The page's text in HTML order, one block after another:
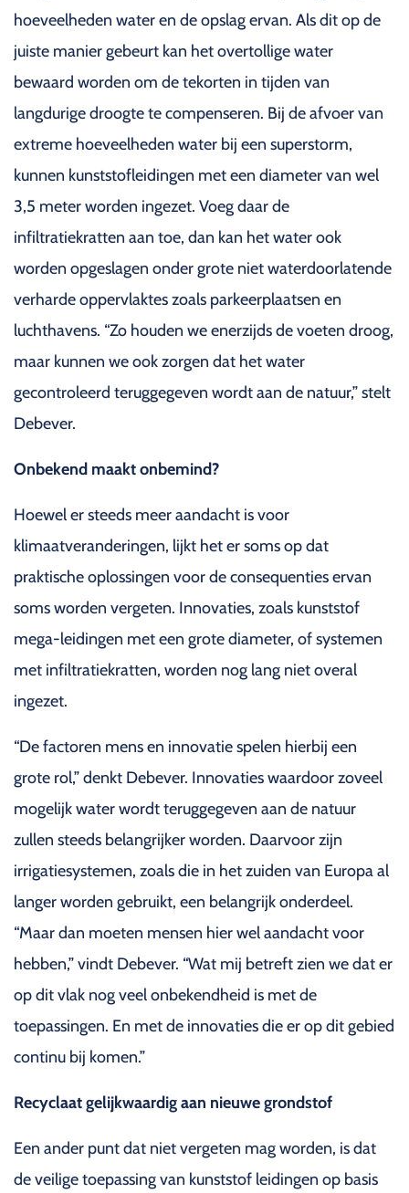
hoeveelheden water en de opslag ervan. Als dit op de
juiste manier gebeurt kan het overtollige water
bewaard worden om de tekorten in tijden van
langdurige droogte te compenseren. Bij de afvoer van
extreme hoeveelheden water bij een superstorm,
kunnen kunststofleidingen met een diameter van wel
3,5 meter worden ingezet. Voeg daar de
infiltratiekratten aan toe, dan kan het water ook
worden opgeslagen onder grote niet waterdoorlatende
verharde oppervlaktes zoals parkeerplaatsen en
luchthavens. “Zo houden we enerzijds de voeten droog,
maar kunnen we ook zorgen dat het water
gecontroleerd teruggegeven wordt aan de natuur,” stelt
Debever.
Onbekend maakt onbemind?
Hoewel er steeds meer aandacht is voor
klimaatveranderingen, lijkt het er soms op dat
praktische oplossingen voor de consequenties ervan
soms worden vergeten. Innovaties, zoals kunststof
mega-leidingen met een grote diameter, of systemen
met infiltratiekratten, worden nog lang niet overal
ingezet.
“De factoren mens en innovatie spelen hierbij een
grote rol,” denkt Debever. Innovaties waardoor zoveel
mogelijk water wordt teruggegeven aan de natuur
zullen steeds belangrijker worden. Daarvoor zijn
irrigatiesystemen, zoals die in het zuiden van Europa al
langer worden gebruikt, een belangrijk onderdeel.
“Maar dan moeten mensen hier wel aandacht voor
hebben,” vindt Debever. “Wat mij betreft zien we dat er
op dit vlak nog veel onbekendheid is met de
toepassingen. En met de innovaties die er op dit gebied
continu bij komen.”
Recyclaat gelijkwaardig aan nieuwe grondstof
Een ander punt dat niet vergeten mag worden, is dat
de veilige toepassing van kunststof leidingen op basis